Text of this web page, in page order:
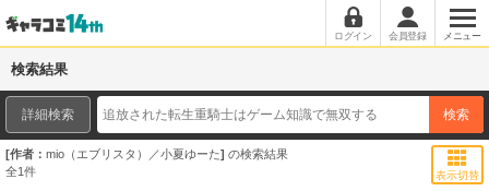
ログイン 会員登録 メニュー
検索結果
詳細検索 検索
作者： mio（エブリスタ）／小夏ゆーた
の検索結果
全1件 表示切替